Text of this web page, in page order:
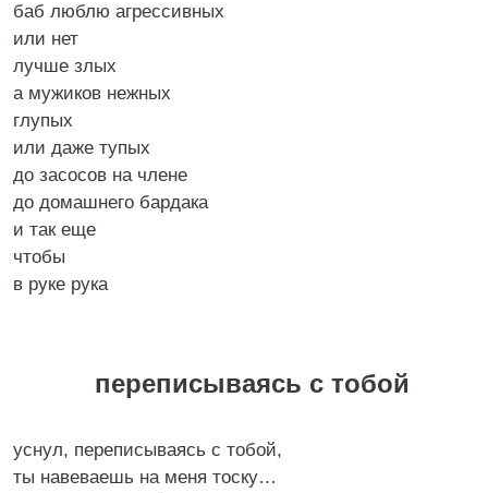
баб люблю агрессивных
или нет
лучше злых
а мужиков нежных
глупых
или даже тупых
до засосов на члене
до домашнего бардака
и так еще
чтобы
в руке рука
переписываясь с тобой
уснул, переписываясь с тобой,
ты навеваешь на меня тоску…